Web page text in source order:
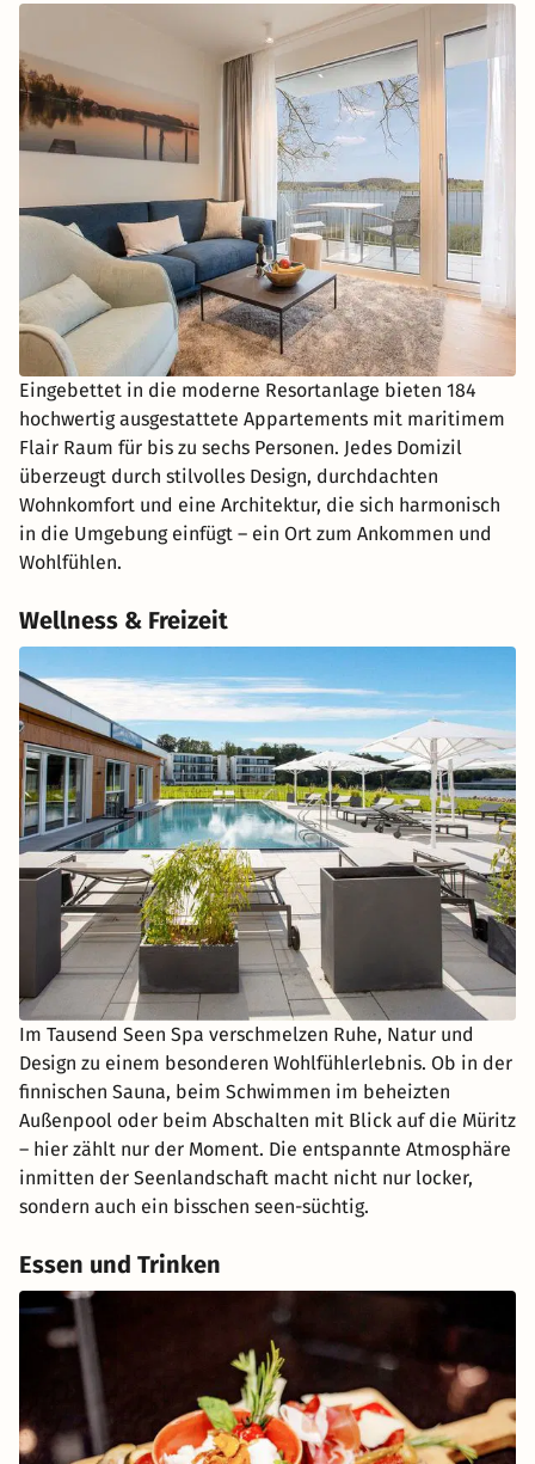
Eingebettet in die moderne Resortanlage bieten 184
hochwertig ausgestattete Appartements mit maritimem
Flair Raum für bis zu sechs Personen. Jedes Domizil
überzeugt durch stilvolles Design, durchdachten
Wohnkomfort und eine Architektur, die sich harmonisch
in die Umgebung einfügt – ein Ort zum Ankommen und
Wohlfühlen.
Wellness & Freizeit
Im Tausend Seen Spa verschmelzen Ruhe, Natur und
Design zu einem besonderen Wohlfühlerlebnis. Ob in der
finnischen Sauna, beim Schwimmen im beheizten
Außenpool oder beim Abschalten mit Blick auf die Müritz
– hier zählt nur der Moment. Die entspannte Atmosphäre
inmitten der Seenlandschaft macht nicht nur locker,
sondern auch ein bisschen seen-süchtig.
Essen und Trinken